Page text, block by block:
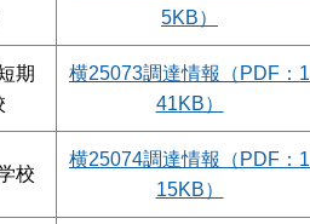
5KB）
期
横25073調達情報（PDF：1
41KB）
校
横25074調達情報（PDF：1
15KB）